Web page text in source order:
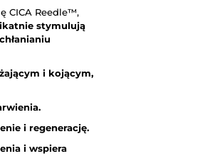
CICA Reedle™,
stymulują
i kojącym,
i regenerację.
i wspiera